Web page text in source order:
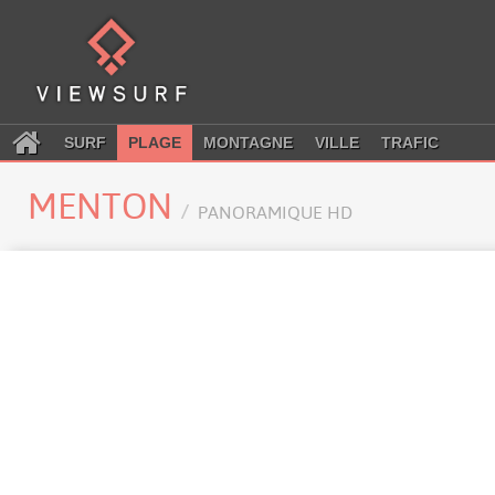
SURF PLAGE MONTAGNE VILLE TRAFIC
MENTON PANORAMIQUE HD